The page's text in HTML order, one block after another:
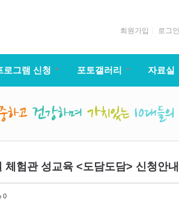
회원가입 로그인
로그램 신청 포토갤러리 자료실
체험관 성교육 <도담도담> 신청안내
0